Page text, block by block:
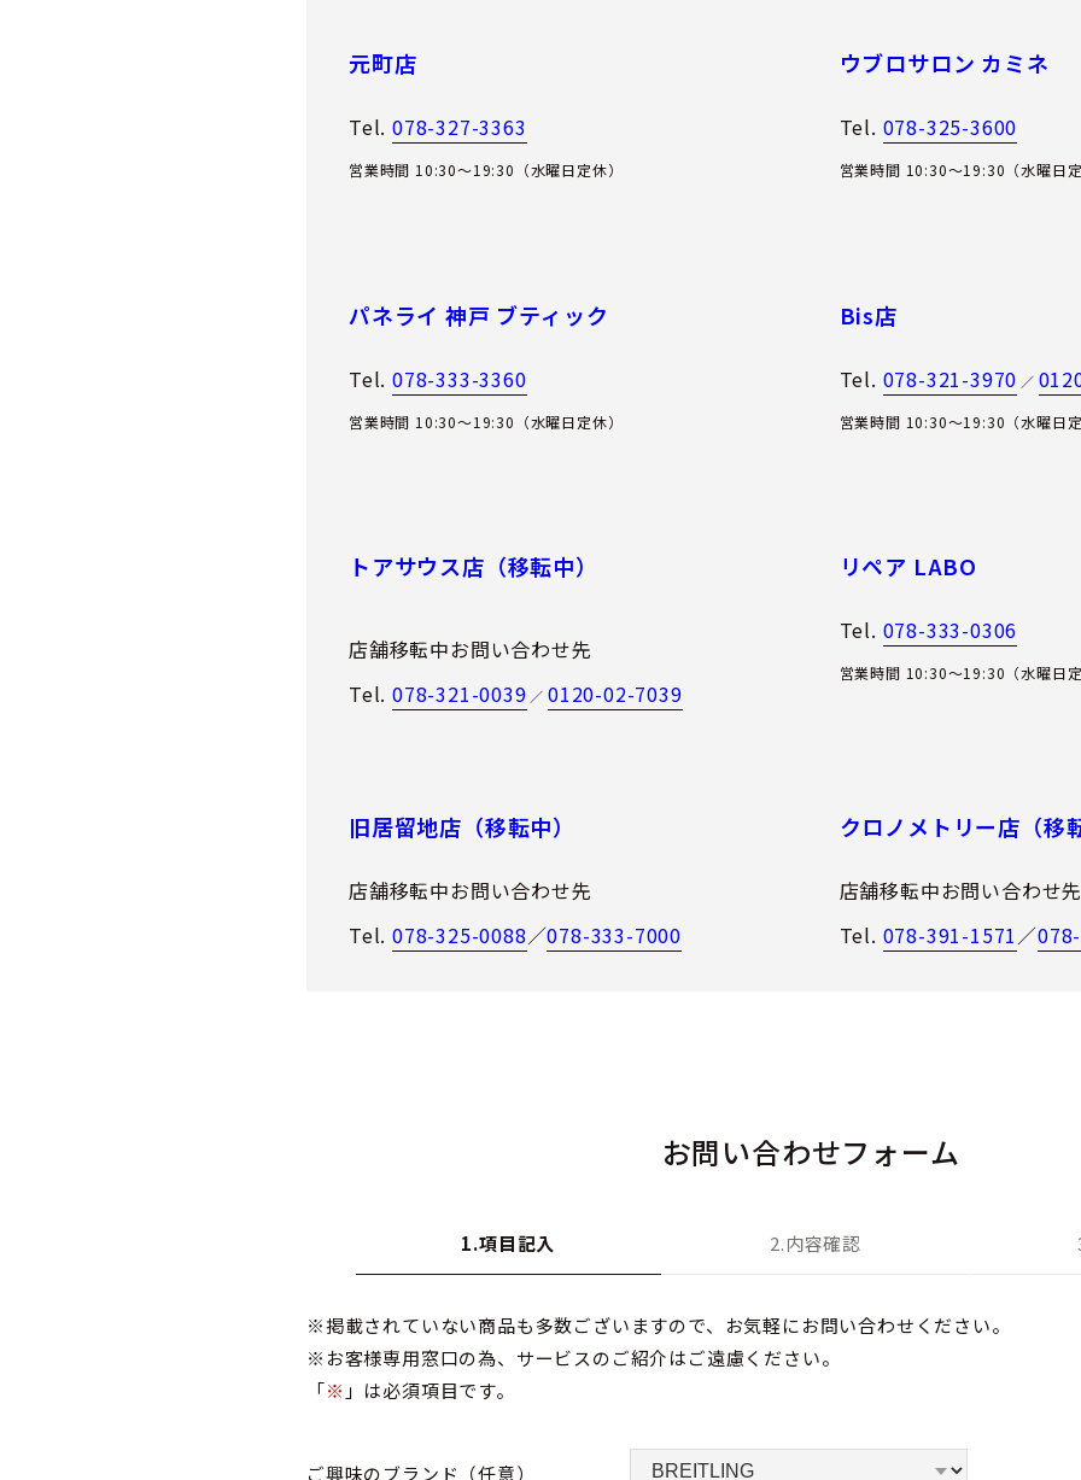
元町店
Tel. 078-327-3363
営業時間 10:30～19:30（水曜日定休）
ウブロサロン カミネ
Tel. 078-325-3600
営業時間 10:30～19:30（水曜日定
パネライ 神戸 ブティック
Tel. 078-333-3360
営業時間 10:30～19:30（水曜日定休）
Bis店
Tel. 078-321-3970 ／
営業時間 10:30～19:30（水曜日定
トアサウス店（移転中）
店舗移転中お問い合わせ先
Tel. 078-321-0039 ／0120-02-7039
リペア LABO
Tel. 078-333-0306
営業時間 10:30～19:30（水曜日定
旧居留地店（移転中）
店舗移転中お問い合わせ先
Tel. 078-325-0088／078-333-7000
クロノメトリー店（移
店舗移転中お問い合わせ先
Tel. 078-391-1571／
お問い合わせフォーム
1.項目記入 2.内容確認
※掲載されていない商品も多数ございますので、お気軽にお問い合わせください。
※お客様専用窓口の為、サービスのご紹介はご遠慮ください。
「※ 」は必須項目です。
ご興味のブランド （任意）